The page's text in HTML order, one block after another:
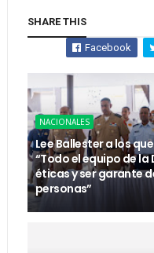
SHARE THIS
Facebook
NACIONALES
Lee Ballester a los
“Todo el equipo de
éticas y ser garante
personas”